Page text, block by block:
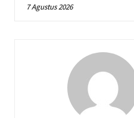
7 Agustus 2026